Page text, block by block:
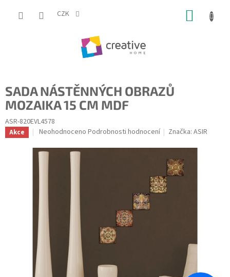
CZK
SADA NÁSTĚNNÝCH OBRAZŮ
MOZAIKA 15 CM MDF
ASR-820EVL4578
Akce
Průměrné
produktu
je
hvězdiček.
Neohodnoceno Podrobnosti hodnocení Značka:ASIR